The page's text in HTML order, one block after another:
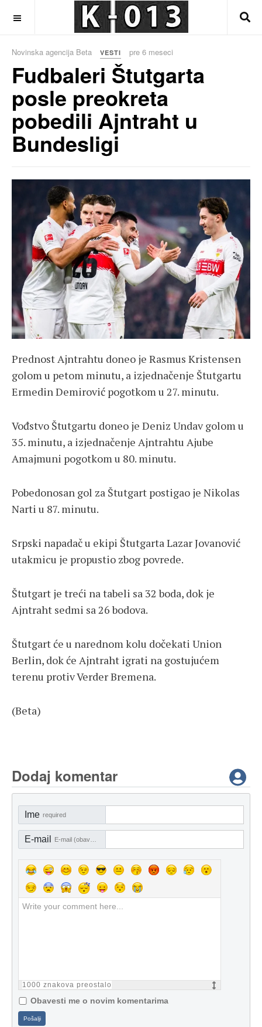
Novinska agencija Beta VESTI pre 6 meseci
Fudbaleri Štutgarta
posle preokreta
pobedili Ajntraht u
Bundesligi
Prednost Ajntrahtu doneo je Rasmus Kristensen
golom u petom minutu, a izjednačenje Štutgartu
Ermedin Demirović pogotkom u 27. minutu.
Vođstvo Štutgartu doneo je Deniz Undav golom u
35. minutu, a izjednačenje Ajntrahtu Ajube
Amajmuni pogotkom u 80. minutu.
Pobedonosan gol za Štutgart postigao je Nikolas
Narti u 87. minutu.
Srpski napadač u ekipi Štutgarta Lazar Jovanović
utakmicu je propustio zbog povrede.
Štutgart je treći na tabeli sa 32 boda, dok je
Ajntraht sedmi sa 26 bodova.
Štutgart će u narednom kolu dočekati Union
Berlin, dok će Ajntraht igrati na gostujućem
terenu protiv Verder Bremena.
(Beta)
Dodaj komentar
Ime required
E-mail E-mail (obavezno)
1000 znakova preostalo
Obavesti me o novim komentarima
Pošalji